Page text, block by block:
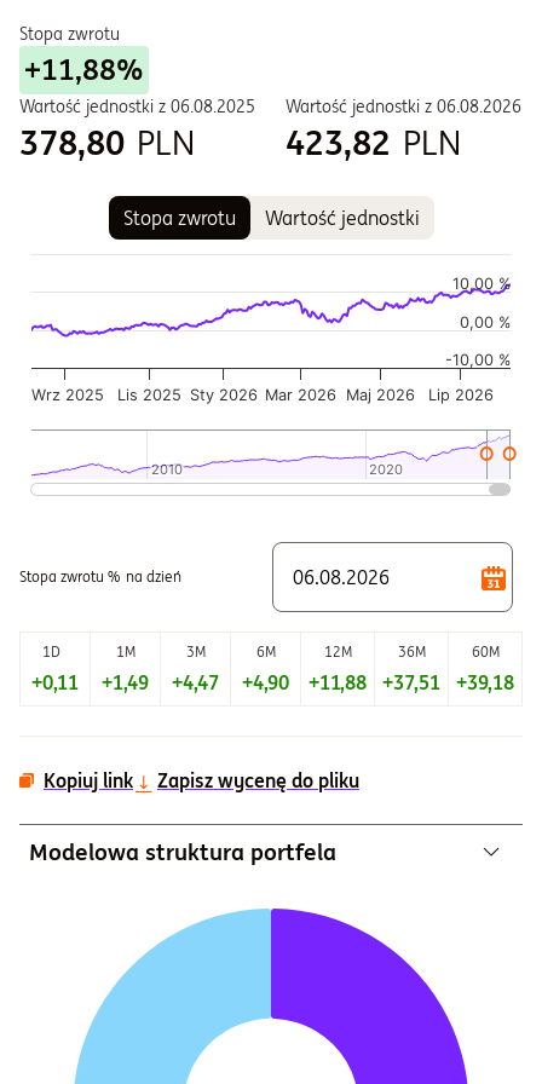
Stopa zwrotu
+11,88%
Wartość jednostki z 06.08.2025
378,80 PLN
Wartość jednostki z 06.08.2026
423,82 PLN
Stopa zwrotu Wartość jednostki
Wykres pokazuje historię wartości jednostki funduszu
Wykres ma 2 osi X wyświetlające Czas, i Czas.
Wykres ma 2 osi Y wyświetlające Wartość jednostki w
Wrz 2025 Lis 2025 Sty 2026 Mar 2026 Maj 2026 Lip 2026
2010
2010 2020
2020
0,00 %
-10,00 %
10,00 %
Stopa zwrotu % na dzień
1D 1M 3M 6M 12M 36M 60M
+0,11 +1,49 +4,47 +4,90 +11,88 +37,51 +39,18
Kopiuj link Zapisz wycenę do pliku
Modelowa struktura portfela